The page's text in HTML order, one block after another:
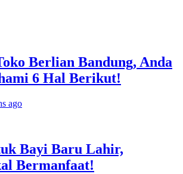
Berlian Bandung, Anda
6 Hal Berikut!
ago
Bayi Baru Lahir,
Bermanfaat!